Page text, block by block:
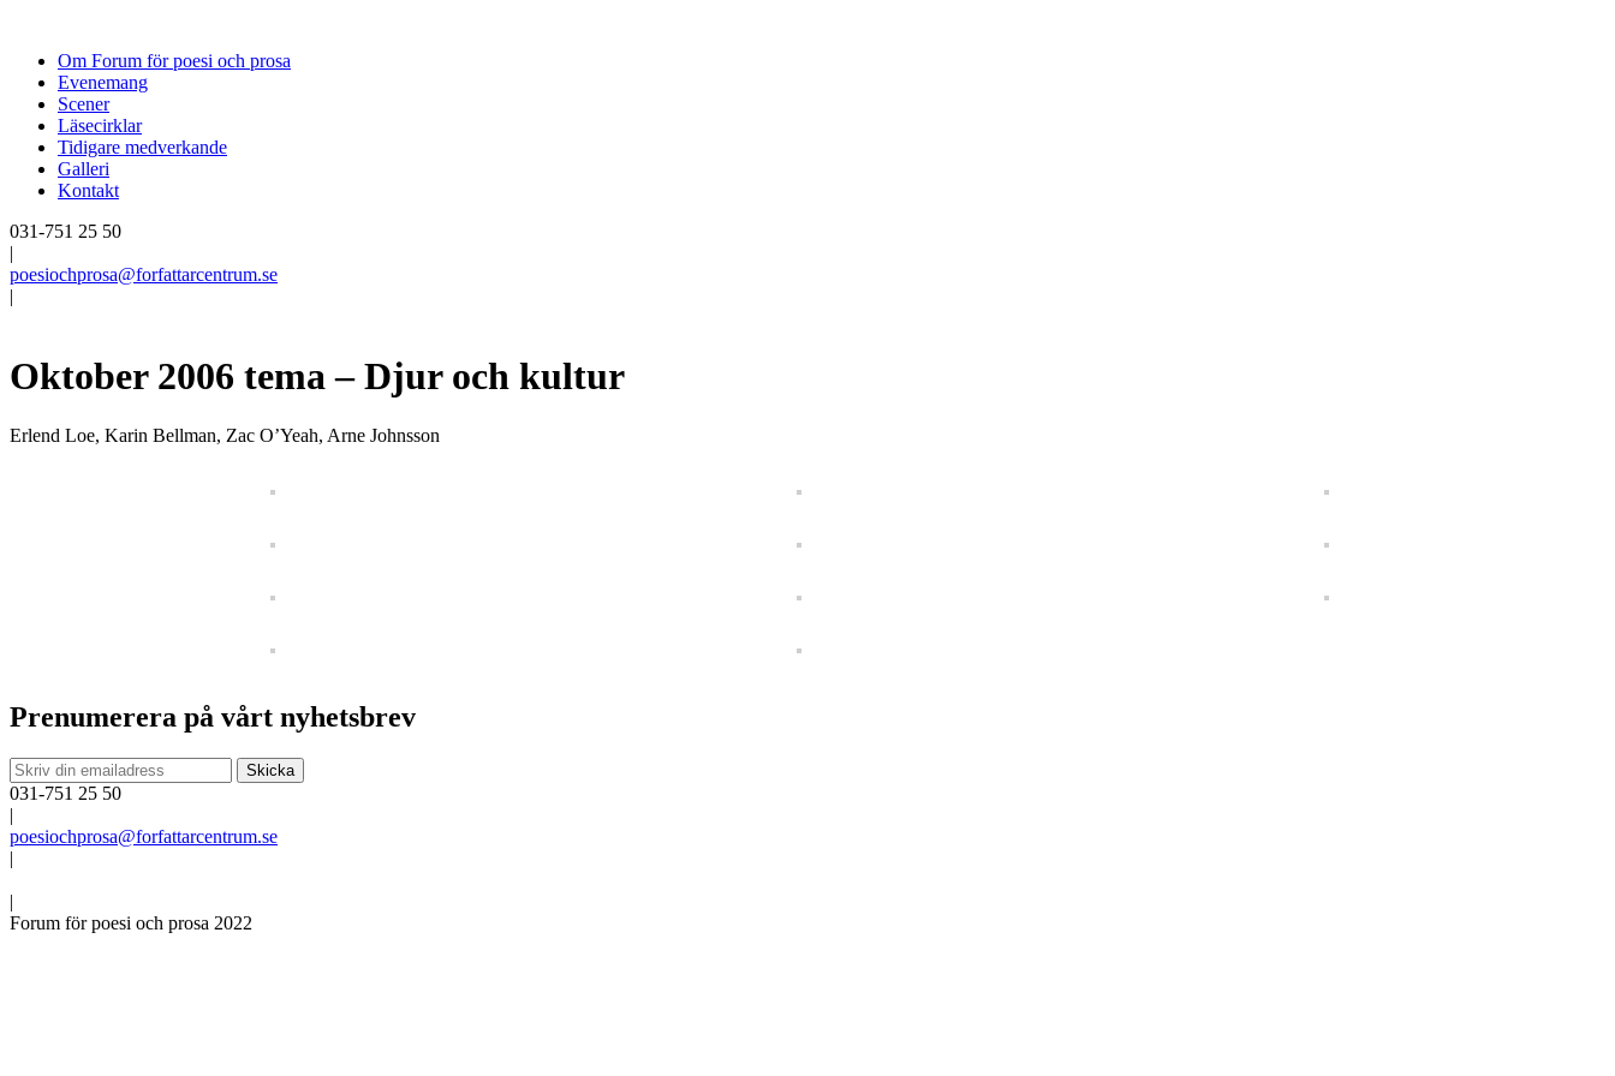
Om Forum för poesi och prosa
Evenemang
Scener
Läsecirklar
Tidigare medverkande
Galleri
Kontakt
031-751 25 50
|
poesiochprosa@forfattarcentrum.se
|
Oktober 2006 tema – Djur och kultur
Erlend Loe, Karin Bellman, Zac O’Yeah, Arne Johnsson
Prenumerera på vårt nyhetsbrev
031-751 25 50
|
poesiochprosa@forfattarcentrum.se
|
|
Forum för poesi och prosa 2022